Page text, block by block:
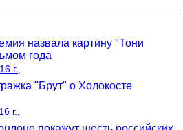
назвала картину "Тони
года
г.,
"Брут" о Холокосте
г.,